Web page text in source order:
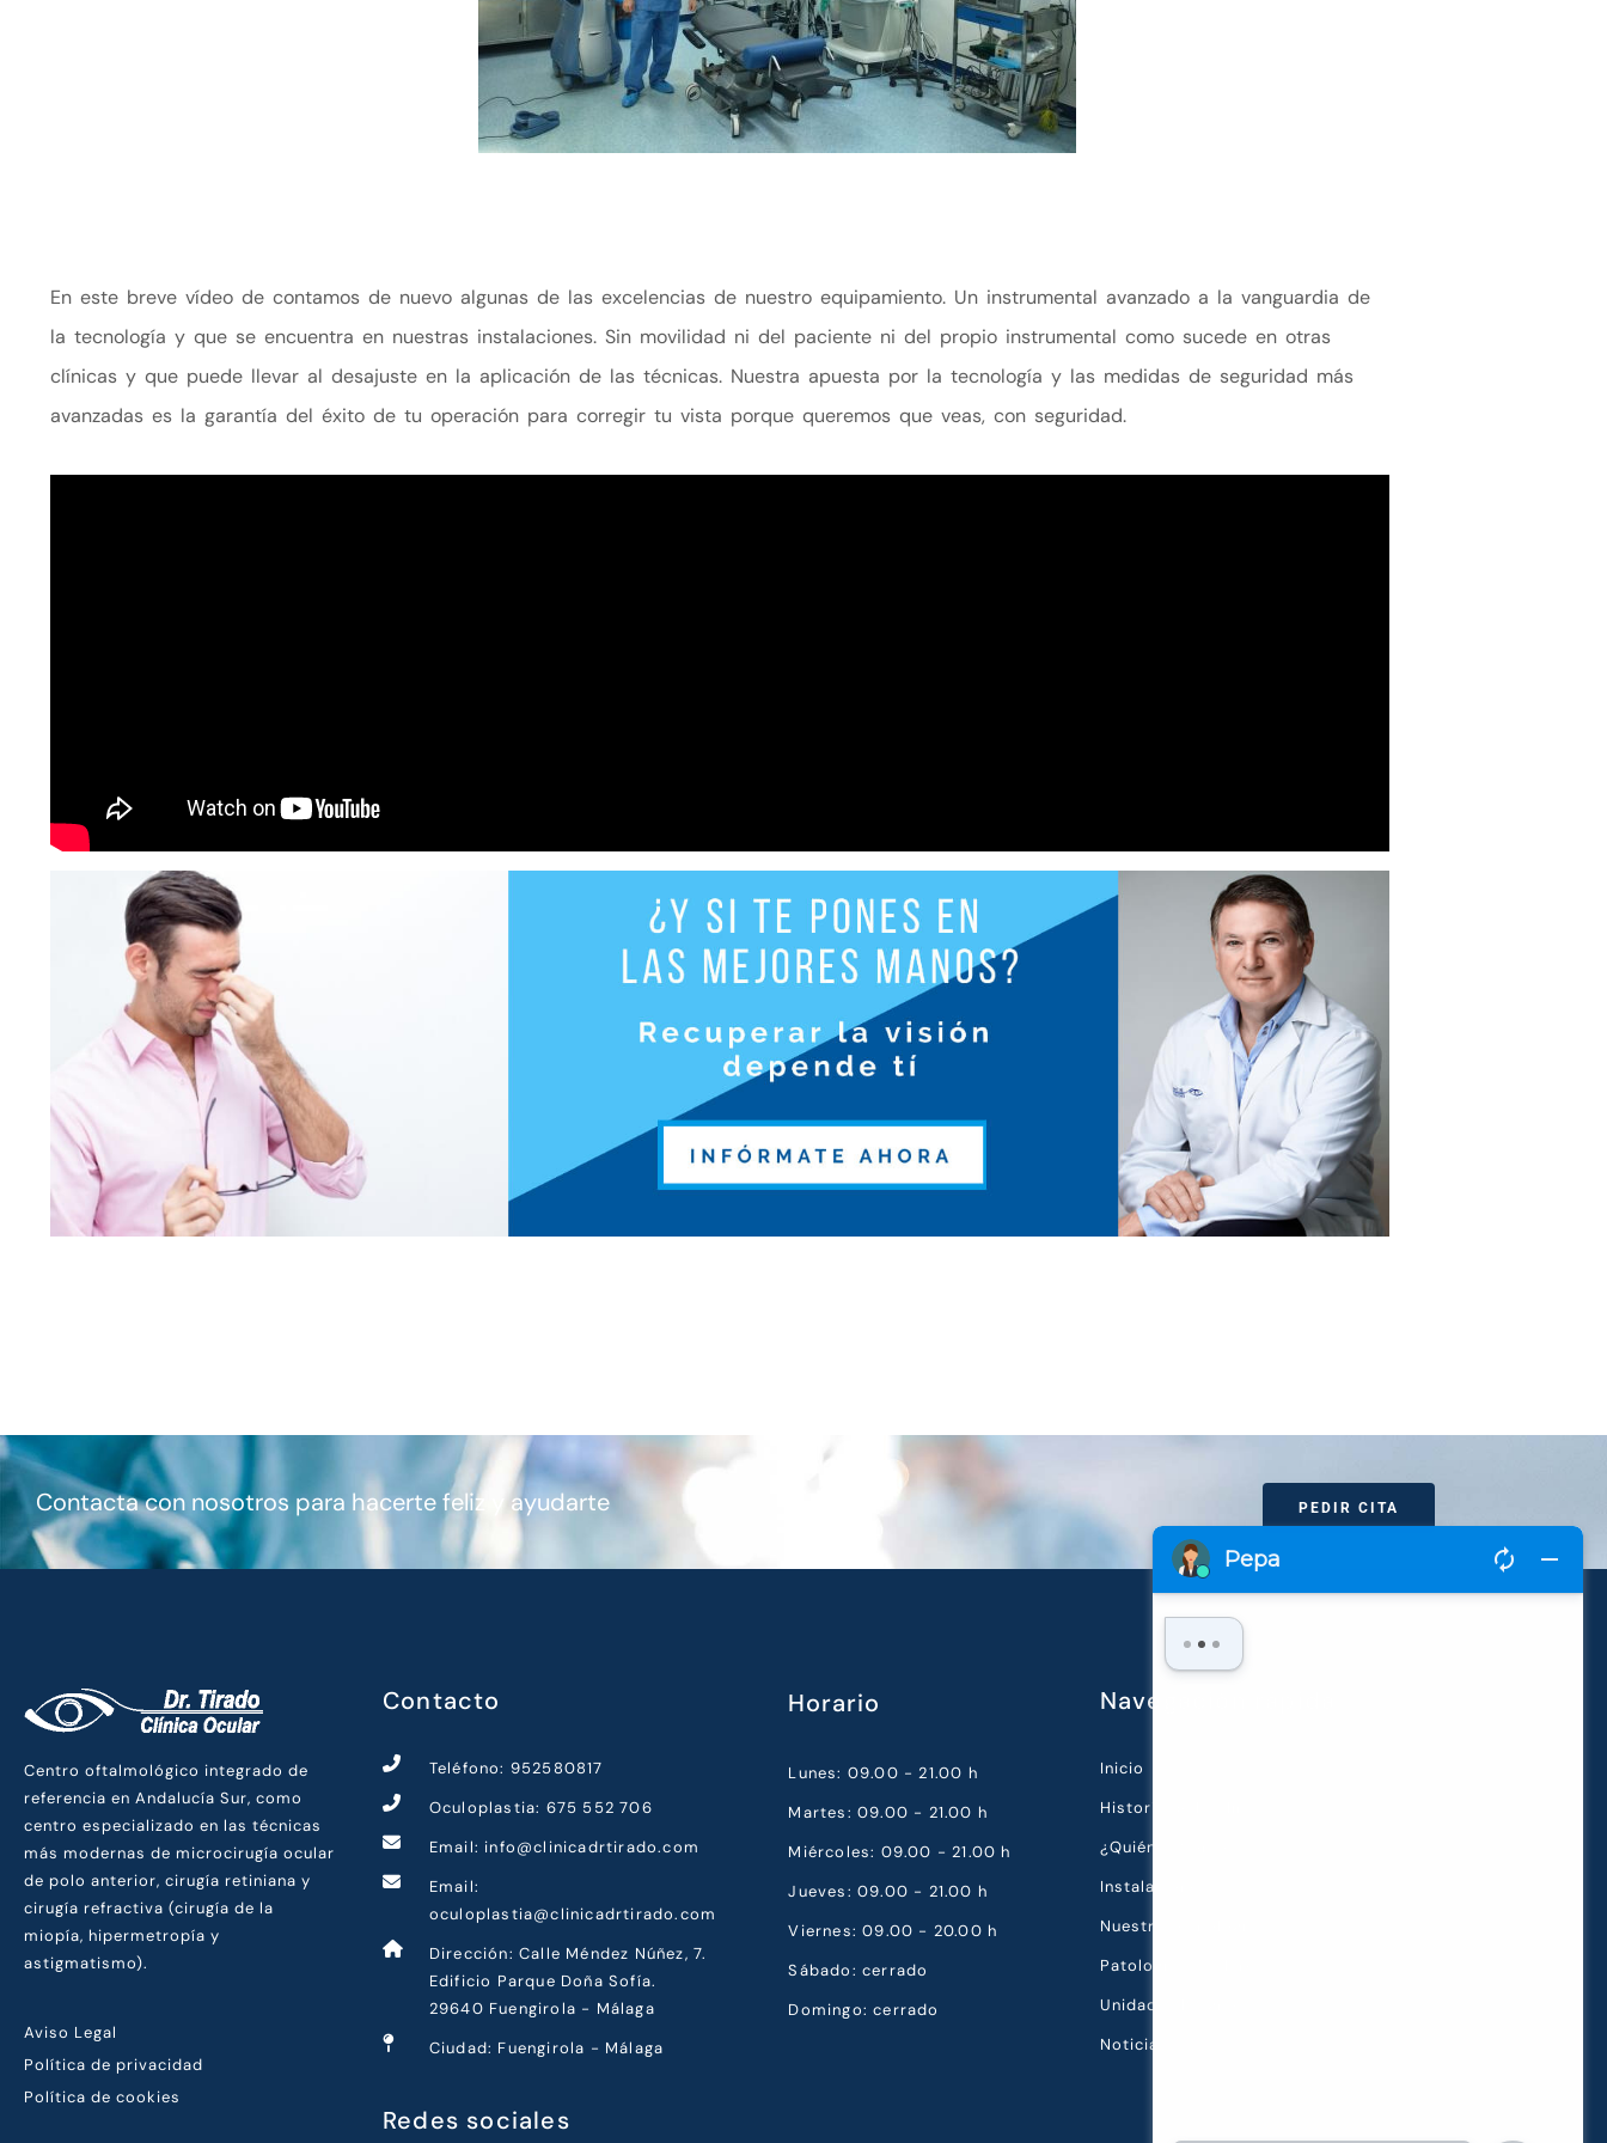
En este breve vídeo de contamos de nuevo algunas de las excelencias de nuestro equipamiento. Un instrumental avanzado a la vanguardia de
la tecnología y que se encuentra en nuestras instalaciones. Sin movilidad ni del paciente ni del propio instrumental como sucede en otras
clínicas y que puede llevar al desajuste en la aplicación de las técnicas. Nuestra apuesta por la tecnología y las medidas de seguridad más
avanzadas es la garantía del éxito de tu operación para corregir tu vista porque queremos que veas, con seguridad.
Contacta con nosotros para hacerte feliz y ayudarte PEDIR CITA
Centro oftalmológico integrado de
referencia en Andalucía Sur, como
centro especializado en las técnicas
más modernas de microcirugía ocular
de polo anterior, cirugía retiniana y
cirugía refractiva (cirugía de la
miopía, hipermetropía y
astigmatismo).
Aviso Legal
Política de privacidad
Política de cookies
Contacto
Teléfono: 952580817
Oculoplastia: 675 552 706
Email: info@clinicadrtirado.com
Email:
oculoplastia@clinicadrtirado.com
Dirección: Calle Méndez Núñez, 7.
Edificio Parque Doña Sofía.
29640 Fuengirola - Málaga
Ciudad: Fuengirola - Málaga
Redes sociales
Horario
Lunes: 09.00 - 21.00 h
Martes: 09.00 - 21.00 h
Miércoles: 09.00 - 21.00 h
Jueves: 09.00 - 21.00 h
Viernes: 09.00 - 20.00 h
Sábado: cerrado
Domingo: cerrado
Navegación rápida
Inicio
Historia de la Clínica
¿Quiénes Somos?
Instalaciones
Nuestra Tecnología
Patologías Oculares
Unidades Diagnósticas
Noticias